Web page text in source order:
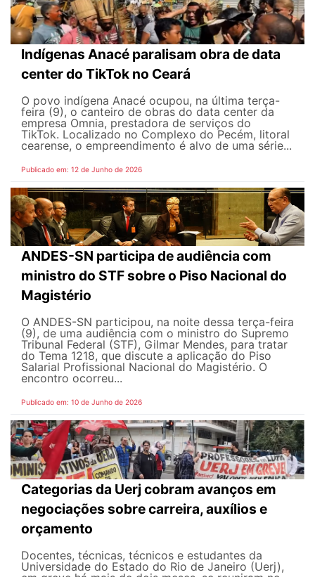
Indígenas Anacé paralisam obra de data
center do TikTok no Ceará
O povo indígena Anacé ocupou, na última terça-
feira (9), o canteiro de obras do data center da
empresa Omnia, prestadora de serviços do
TikTok. Localizado no Complexo do Pecém, litoral
cearense, o empreendimento é alvo de uma série...
Publicado em: 12 de Junho de 2026
ANDES-SN participa de audiência com
ministro do STF sobre o Piso Nacional do
Magistério
O ANDES-SN participou, na noite dessa terça-feira
(9), de uma audiência com o ministro do Supremo
Tribunal Federal (STF), Gilmar Mendes, para tratar
do Tema 1218, que discute a aplicação do Piso
Salarial Profissional Nacional do Magistério. O
encontro ocorreu...
Publicado em: 10 de Junho de 2026
Categorias da Uerj cobram avanços em
negociações sobre carreira, auxílios e
orçamento
Docentes, técnicas, técnicos e estudantes da
Universidade do Estado do Rio de Janeiro (Uerj),